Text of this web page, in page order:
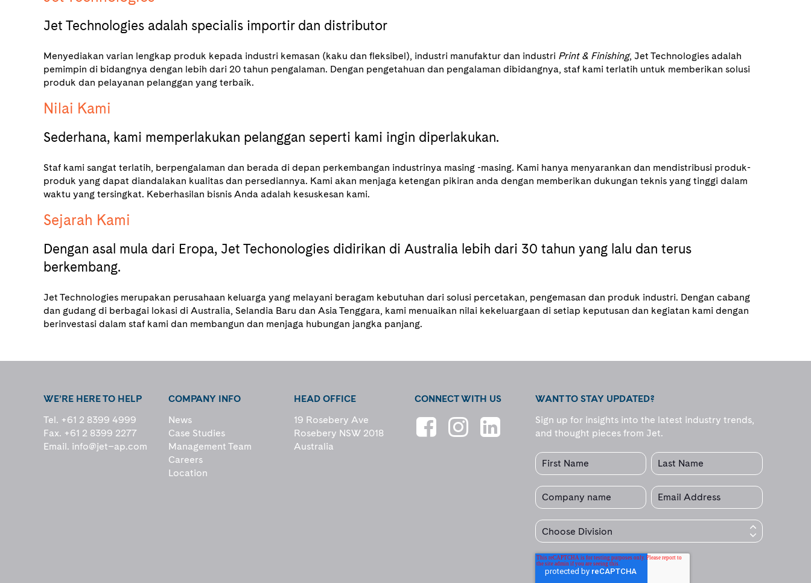
Jet Technologies adalah specialis importir dan distributor
Menyediakan varian lengkap produk kepada industri kemasan (kaku dan fleksibel), industri manufaktur dan industri Print & Finishing, Jet Technologies adalah
pemimpin di bidangnya dengan lebih dari 20 tahun pengalaman. Dengan pengetahuan dan pengalaman dibidangnya, staf kami terlatih untuk memberikan solusi
produk dan pelayanan pelanggan yang terbaik.
Nilai Kami
Sederhana, kami memperlakukan pelanggan seperti kami ingin diperlakukan.
Staf kami sangat terlatih, berpengalaman dan berada di depan perkembangan industrinya masing -masing. Kami hanya menyarankan dan mendistribusi produk-
produk yang dapat diandalakan kualitas dan persediannya. Kami akan menjaga ketengan pikiran anda dengan memberikan dukungan teknis yang tinggi dalam
waktu yang tersingkat. Keberhasilan bisnis Anda adalah kesuskesan kami.
Sejarah Kami
Dengan asal mula dari Eropa, Jet Techonologies didirikan di Australia lebih dari 30 tahun yang lalu dan terus
berkembang.
Jet Technologies merupakan perusahaan keluarga yang melayani beragam kebutuhan dari solusi percetakan, pengemasan dan produk industri. Dengan cabang
dan gudang di berbagai lokasi di Australia, Selandia Baru dan Asia Tenggara, kami menuaikan nilai kekeluargaan di setiap keputusan dan kegiatan kami dengan
berinvestasi dalam staf kami dan membangun dan menjaga hubungan jangka panjang.
WE’RE HERE TO HELP
Tel. +61 2 8399 4999
Fax. +61 2 8399 2277
Email. info@jet–ap.com
COMPANY INFO
News
Case Studies
Management Team
Careers
Location
HEAD OFFICE
19 Rosebery Ave
Rosebery NSW 2018
Australia
CONNECT WITH US
WANT TO STAY UPDATED?
Sign up for insights into the latest industry trends,
and thought pieces from Jet.